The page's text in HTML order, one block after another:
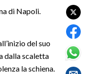
di Napoli.
del suo
dalla scaletta
la schiena.